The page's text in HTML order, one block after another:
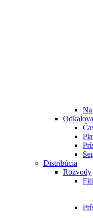
Distribúcia
Rozvody